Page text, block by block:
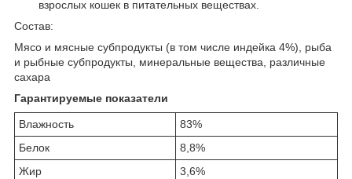
взрослых кошек в питательных веществах.
Состав:
Мясо и мясные субпродукты (в том числе индейка 4%), рыба
и рыбные субпродукты, минеральные вещества, различные
сахара
Гарантируемые показатели
Влажность
83%
Белок
8,8%
Жир
3,6%